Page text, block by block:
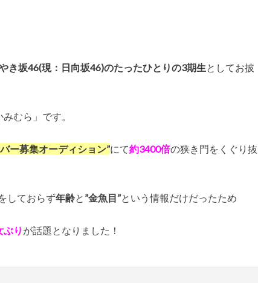
き坂46(現：日向坂46)のたったひとりの3期生 としてお披
むら」です。
ー募集オーディション”にて約3400倍の狭き門をくぐり抜
しておらず年齢と ”金魚目”という情報だけだったため
ぶり が話題となりました！